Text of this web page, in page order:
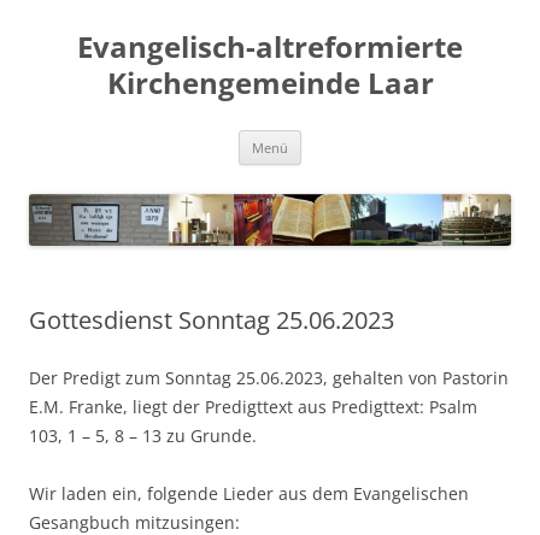
Evangelisch-altreformierte
Kirchengemeinde Laar
Menü
Gottesdienst Sonntag 25.06.2023
Der Predigt zum Sonntag 25.06.2023, gehalten von Pastorin
E.M. Franke, liegt der Predigttext aus Predigttext: Psalm
103, 1 – 5, 8 – 13 zu Grunde.
Wir laden ein, folgende Lieder aus dem Evangelischen
Gesangbuch mitzusingen: